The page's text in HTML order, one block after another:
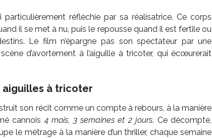
réfléchie par sa réalisatrice. Ce corps
il se met à nu, puis le repousse quand il est fertile ou
Le film n’épargne pas son spectateur par une
d’avortement à l’aiguille à tricoter, qui écœurerait
aiguilles à tricoter
son récit comme un compte à rebours, à la manière
cannois4 mois, 3 semaines et 2 jours. Ce décompte,
le métrage à la manière d’un thriller, chaque semaine